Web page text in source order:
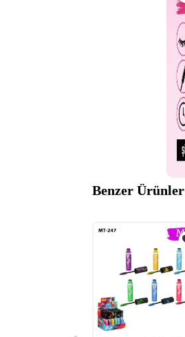
Benzer Ürünler